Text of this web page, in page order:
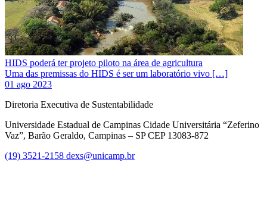
HIDS poderá ter projeto piloto na área de agricultura
Uma das premissas do HIDS é ser um laboratório vivo […]
01 ago 2023
Diretoria Executiva de Sustentabilidade
Universidade Estadual de Campinas Cidade Universitária “Zeferino
Vaz”, Barão Geraldo, Campinas – SP CEP 13083-872
(19) 3521-2158 dexs@unicamp.br